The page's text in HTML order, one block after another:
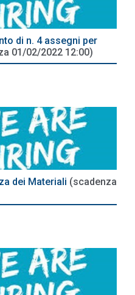
di n. 4 assegni per
01/02/2022 12:00)
dei Materiali (scadenza